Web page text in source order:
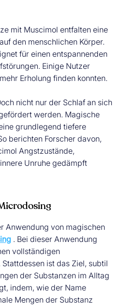
mit Muscimol entfalten eine
den menschlichen Körper.
für einen entspannenden
Einige Nutzer
Erholung finden konnten.
nicht nur der Schlaf an sich
werden. Magische
grundlegend tiefere
berichten Forscher davon,
Angstzustände,
Unruhe gedämpft
Anwendung von magischen
. Bei dieser Anwendung
vollständigen
ist das Ziel, subtil
der Substanzen im Alltag
indem, wie der Name
Mengen der Substanz